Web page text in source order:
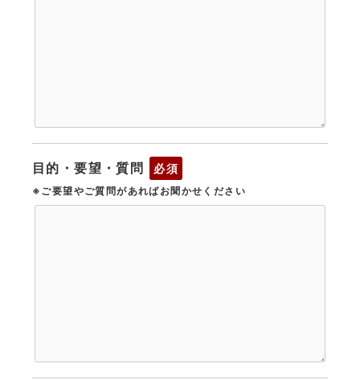
目的・要望・質問 必須
※ご要望やご質問があればお聞かせください